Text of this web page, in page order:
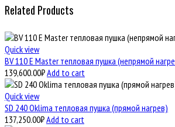
Related Products
Quick view
BV 110 E Master тепловая пушка (непрямой
139,600.00₽Add to cart
Quick view
SD 240 Oklima тепловая пушка (прямой нагрев)
137,250.00₽Add to cart